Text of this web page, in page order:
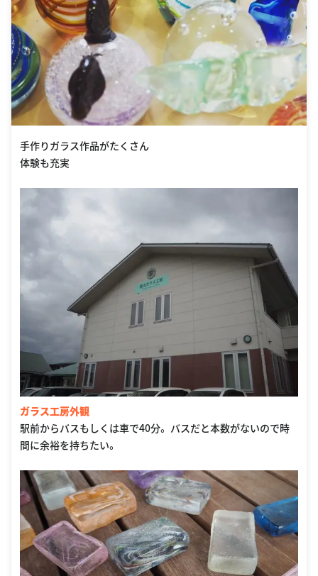
手作りガラス作品がたくさん
体験も充実
ガラス工房外観
駅前からバスもしくは車で40分。 バスだと本数がないので時
間に余裕を持ちたい。